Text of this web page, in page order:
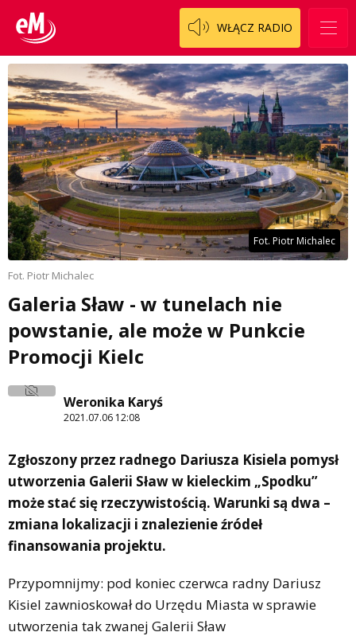
WŁĄCZ RADIO
Fot. Piotr Michalec
Fot. Piotr Michalec
Galeria Sław - w tunelach nie
powstanie, ale może w Punkcie
Promocji Kielc
Weronika Karyś
2021.07.06 12:08
Zgłoszony przez radnego Dariusza Kisiela pomysł
utworzenia Galerii Sław w kieleckim „Spodku”
może stać się rzeczywistością. Warunki są dwa –
zmiana lokalizacji i znalezienie źródeł
finansowania projektu.
Przypomnijmy: pod koniec czerwca radny Dariusz
Kisiel zawnioskował do Urzędu Miasta w sprawie
utworzenia tak zwanej Galerii Sław